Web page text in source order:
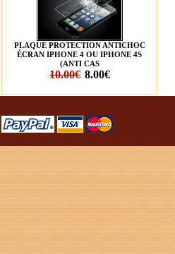
PLAQUE PROTECTION ANTICHOC
ÉCRAN IPHONE 4 OU IPHONE 4S
(ANTI CAS
10.00€ 8.00€